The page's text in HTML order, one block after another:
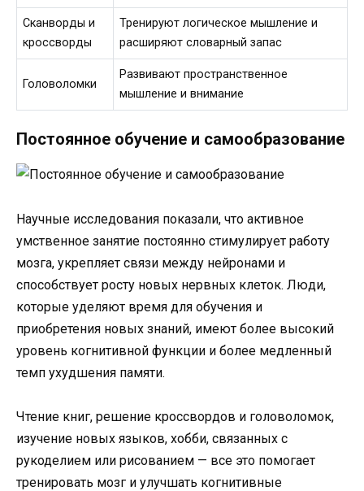
Сканворды и
кроссворды
Тренируют логическое мышление и
расширяют словарный запас
Головоломки
Развивают пространственное
мышление и внимание
Постоянное обучение и самообразование
Научные исследования показали, что активное
умственное занятие постоянно стимулирует работу
мозга, укрепляет связи между нейронами и
способствует росту новых нервных клеток. Люди,
которые уделяют время для обучения и
приобретения новых знаний, имеют более высокий
уровень когнитивной функции и более медленный
темп ухудшения памяти.
Чтение книг, решение кроссвордов и головоломок,
изучение новых языков, хобби, связанных с
рукоделием или рисованием — все это помогает
тренировать мозг и улучшать когнитивные